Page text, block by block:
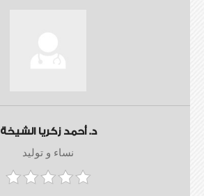
د. أحمد زكريا الشيخة
نساء و توليد